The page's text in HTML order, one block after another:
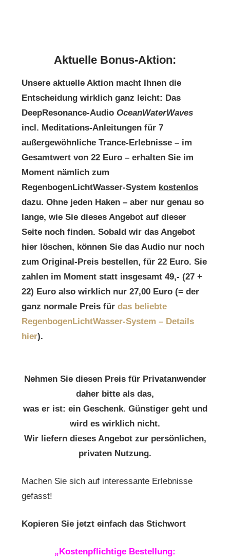
Aktuelle Bonus-Aktion:
Unsere aktuelle Aktion macht Ihnen die
Entscheidung wirklich ganz leicht: Das
DeepResonance-Audio OceanWaterWaves
incl. Meditations-Anleitungen für 7
außergewöhnliche Trance-Erlebnisse – im
Gesamtwert von 22 Euro – erhalten Sie im
Moment nämlich zum
RegenbogenLichtWasser-System kostenlos
dazu. Ohne jeden Haken – aber nur genau so
lange, wie Sie dieses Angebot auf dieser
Seite noch finden. Sobald wir das Angebot
hier löschen, können Sie das Audio nur noch
zum Original-Preis bestellen, für 22 Euro. Sie
zahlen im Moment statt insgesamt 49,- (27 +
22) Euro also wirklich nur 27,00 Euro (= der
ganz normale Preis für das beliebte
RegenbogenLichtWasser-System – Details
hier).
Nehmen Sie diesen Preis für Privatanwender
daher bitte als das,
was er ist: ein Geschenk. Günstiger geht und
wird es wirklich nicht.
Wir liefern dieses Angebot zur persönlichen,
privaten Nutzung.
Machen Sie sich auf interessante Erlebnisse
gefasst!
Kopieren Sie jetzt einfach das Stichwort
„Kostenpflichtige Bestellung: